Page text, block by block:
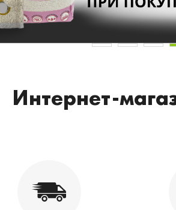
Интернет-